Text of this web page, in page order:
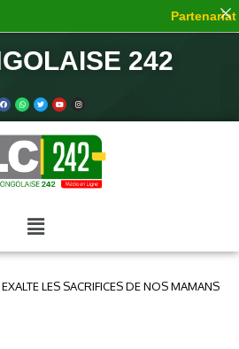
242
LES SACRIFICES DE NOS MAMANS
Partenariat